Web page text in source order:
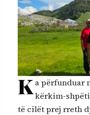
K a përfunduar
kërkim-
të cilët prej rreth